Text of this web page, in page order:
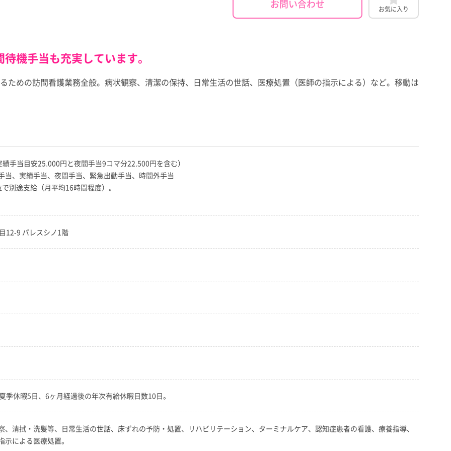
お問い合わせ お気に入り
機手当も充実しています。
ための訪問看護業務全般。病状観察、清潔の保持、日常生活の世話、医療処置（医師の指示による）など。移動は
手当目安25,000円と夜間手当9コマ分22,500円を含む）
当、実績手当、夜間手当、緊急出動手当、時間外手当
別途支給（月平均16時間程度）。
12-9 パレスシノ1階
休暇5日、6ヶ月経過後の年次有給休暇日数10日。
清拭・洗髪等、日常生活の世話、床ずれの予防・処置、リハビリテーション、ターミナルケア、認知症患者の看護、療養指導、
による医療処置。